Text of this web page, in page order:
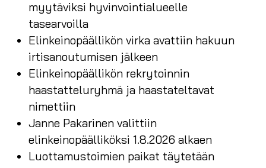
myytäviksi hyvinvointialueelle
tasearvoilla
Elinkeinopäällikön virka avattiin hakuun
irtisanoutumisen jälkeen
Elinkeinopäällikön rekrytoinnin
haastatteluryhmä ja haastateltavat
nimettiin
Janne Pakarinen valittiin
elinkeinopäälliköksi 1.8.2026 alkaen
Luottamustoimien paikat täytetään